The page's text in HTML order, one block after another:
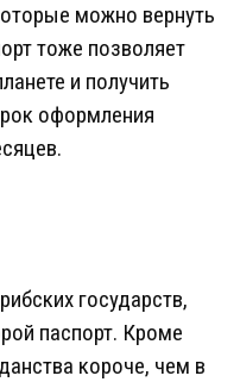
можно вернуть
тоже позволяет
и получить
оформления
государств,
паспорт. Кроме
короче, чем в